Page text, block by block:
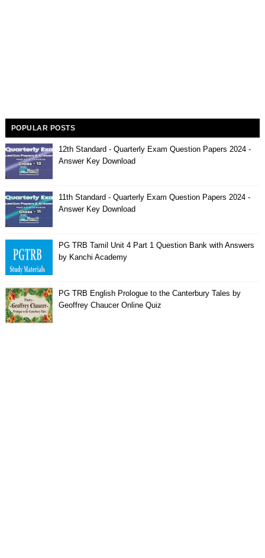
POPULAR POSTS
12th Standard - Quarterly Exam Question Papers 2024 -
Answer Key Download
11th Standard - Quarterly Exam Question Papers 2024 -
Answer Key Download
PG TRB Tamil Unit 4 Part 1 Question Bank with Answers
by Kanchi Academy
PG TRB English Prologue to the Canterbury Tales by
Geoffrey Chaucer Online Quiz